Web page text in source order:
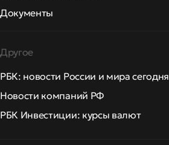
Документы
Другое
РБК: новости России и мира сегодня
Новости компаний РФ
РБК Инвестиции: курсы валют